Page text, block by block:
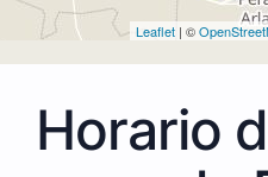
Leaflet | ©
Horario